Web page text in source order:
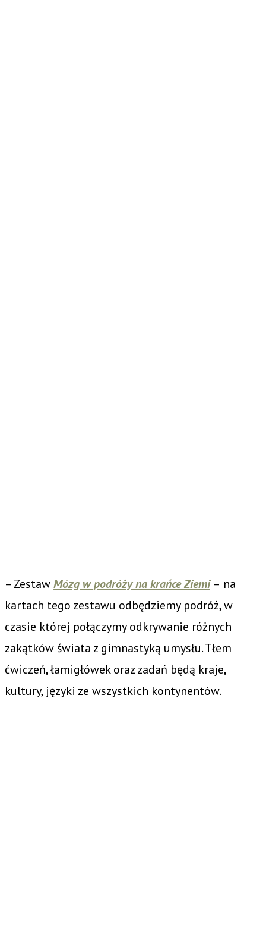
– ZestawMózg w podróży na krańce Ziemi – na
kartach tego zestawu odbędziemy podróż, w
czasie której połączymy odkrywanie różnych
zakątków świata z gimnastyką umysłu. Tłem
ćwiczeń, łamigłówek oraz zadań będą kraje,
kultury, języki ze wszystkich kontynentów.